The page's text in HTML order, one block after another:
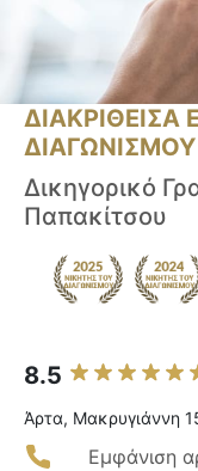
ΔΙΑΚΡΙΘΕΙΣΑ
ΔΙΑΓΩΝΙΣΜΟΥ
Δικηγορικό
Παπακίτσου
8.5
Άρτα, Μακρυγιάννη
Εμφάνιση